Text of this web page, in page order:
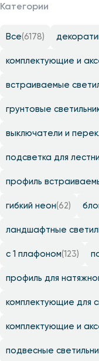
Категории
Все(6178)
комплектующие и
встраиваемые
грунтовые
выключатели и
подсветка для
профиль
гибкий неон(62)
ландшафтные
с 1 плафоном(123)
профиль для
комплектующие для
комплектующие и
подвесные